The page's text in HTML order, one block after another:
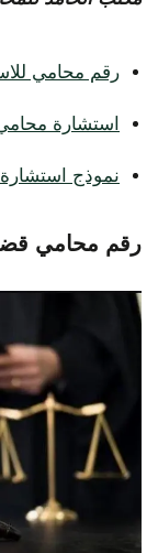
رقم محامي
استشارة
نموذج استشارة
رقم محامي